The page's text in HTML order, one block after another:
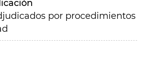
por procedimientos